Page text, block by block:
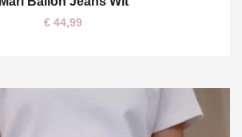
M XL
€ 44,99